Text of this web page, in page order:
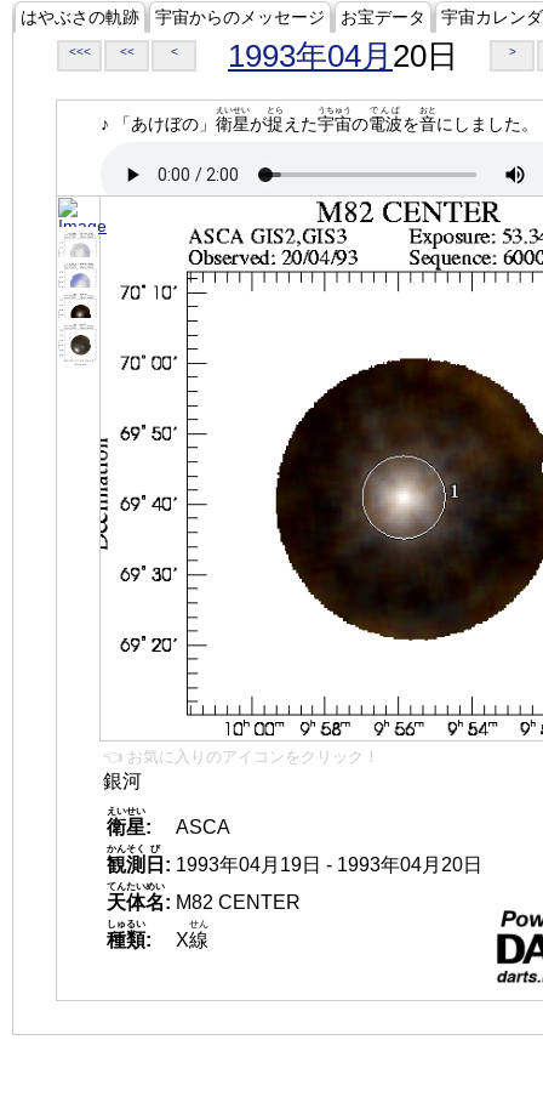
はやぶさの軌跡 宇宙からのメッセージ お宝データ 宇宙カレン
<<< << < 1993年04月 20日 >
♪ 「あけぼの」 衛星
えいせい
が捉
とら
えた宇宙
うちゅう
の電波
でんぱ
を音
おと
にしました。
👈 お気に入りのアイコンをクリック！
銀河
衛星
えいせい
:
ASCA
観測
かんそく
日
び
: 1993年04月19日 - 1993年04月20日
天体名
てんたいめい
: M82 CENTER
種類
しゅるい
: X線
せん